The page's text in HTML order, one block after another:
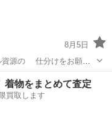
8月5日
の 仕分けをお願い
仕分けをして、その
ルや経験は必要なく
ッフ
着物をまとめて査定
買取します